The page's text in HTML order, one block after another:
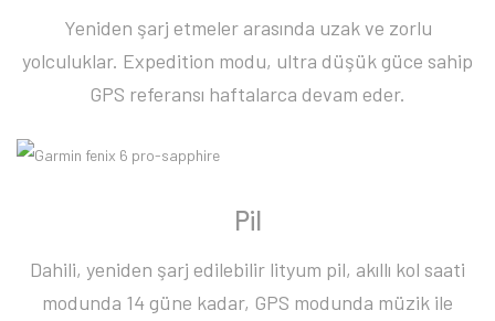
Yeniden şarj etmeler arasında uzak ve zorlu
yolculuklar. Expedition modu, ultra düşük güce sahip
GPS referansı haftalarca devam eder.
Pil
Dahili, yeniden şarj edilebilir lityum pil, akıllı kol saati
modunda 14 güne kadar, GPS modunda müzik ile